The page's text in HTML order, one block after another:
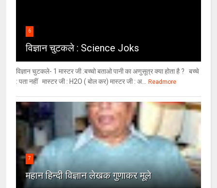
6
विज्ञान चुटकले : Science Joks
विज्ञान चुटकले- 1 मास्टर जी :बच्चो बताओ पानी का अणुसूत्र क्या होता है ? बच्चे
: पता नहीं मास्टर जी : H2O ( बोल कर) मास्टर जी : अ...
Readmore
7
महान हिन्दी विज्ञान लेखक गुणाकर मूले